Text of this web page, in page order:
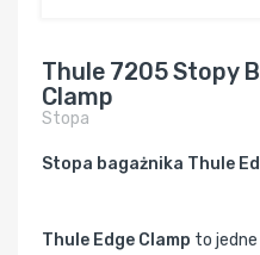
Thule 7205 Stopy
Clamp
Stopa
Stopa bagażnika Thule
Thule Edge Clamp to